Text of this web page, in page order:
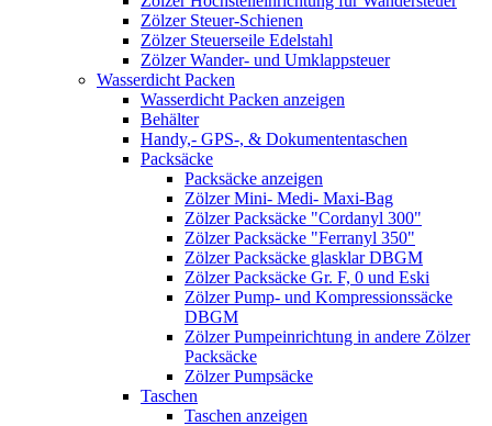
Zölzer Steuer-Schienen
Zölzer Steuerseile Edelstahl
Zölzer Wander- und Umklappsteuer
Wasserdicht Packen
Wasserdicht Packen anzeigen
Behälter
Handy,- GPS-, & Dokumententaschen
Packsäcke
Packsäcke anzeigen
Zölzer Mini- Medi- Maxi-Bag
Zölzer Packsäcke "Cordanyl 300"
Zölzer Packsäcke "Ferranyl 350"
Zölzer Packsäcke glasklar DBGM
Zölzer Packsäcke Gr. F, 0 und Eski
Zölzer Pump- und Kompressionssäcke
DBGM
Zölzer Pumpeinrichtung in andere Zölzer
Packsäcke
Zölzer Pumpsäcke
Taschen
Taschen anzeigen